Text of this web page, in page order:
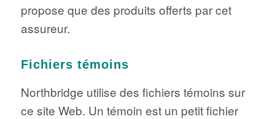
propose que des produits offerts par cet
assureur.
Fichiers témoins
Northbridge utilise des fichiers témoins sur
ce site Web. Un témoin est un petit fichier